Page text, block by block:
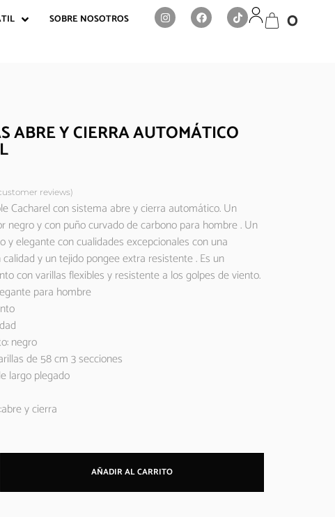
SOBRE NOSOTROS 0
ABRE Y CIERRA AUTOMÁTICO
reviews)
Cacharel con sistema abre y cierra automático. Un
negro y con puño curvado de carbono para hombre . Un
y elegante con cualidades excepcionales con una
y un tejido pongee extra resistente . Es un
con varillas flexibles y resistente a los golpes de viento.
para hombre
negro
de 58 cm 3 secciones
largo plegado
y cierra
AÑADIR AL CARRITO